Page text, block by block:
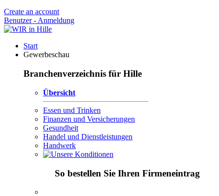
Create an account
Benutzer - Anmeldung
Start
Gewerbeschau
Branchenverzeichnis für Hille
Übersicht
Essen und Trinken
Finanzen und Versicherungen
Gesundheit
Handel und Dienstleistungen
Handwerk
So bestellen Sie Ihren Firmeneintrag